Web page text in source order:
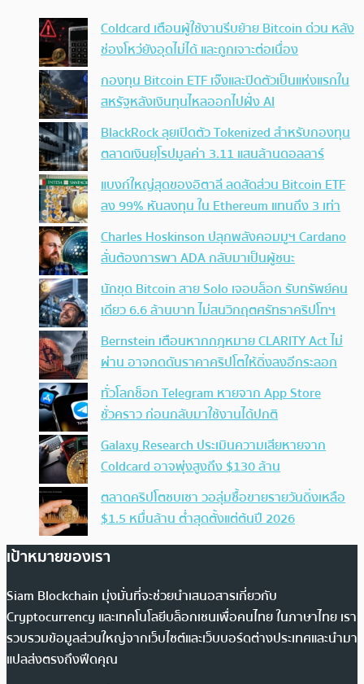
Coldcard เตือนผู้ใช้งานรีบย้าย Bitcoin ด่วน หลัง
ช่องโหว่ยังอุดไม่ได้ และถูกเจาะต่อเนื่อง
กองทุน Bitcoin ETF เจ๊งและปิดตัวเป็นแห่งแรกใน
สหรัฐหลังเงินทุนไหลออกไปฝั่ง AI
BlackRock ลุยเปิดตัว Tokenized สำหรับกองทุน
ตลาดเงินยุโรปมูลค่า 3.11 แสนล้านดอลลาร์
แบงก์ใหญ่สุดของอิตาลี ลดสัดส่วน Bitcoin ETF
ลง 99% หันลงทุน ใน Ethereum แทนถึง 3 เท่า
Charles Hoskinson ปลุกพลังคอมมูฯ Cardano
ลั่นต้องการพา ADA กลับมาเป็นผู้ชนะ
นักขุด Bitcoin สาย Solo เจอบล็อก รับทรัพย์คน
เดียว 6.6 ล้านบาท ไม่สนวิกฤตศรัทธาคริปโทฯ
Bernstein เตือนหากกฎหมาย CLARITY Act ไม่
ผ่าน อาจกดดันราคาคริปโตให้ดิ่งลงอีกระลอก
ทั่วโลกช็อก Telegram หายจาก App Store
ชั่วคราว ก่อนกลับมาใช้งานได้ปกติ
Galaxy Research ประเมินความเสียหายจาก
Coldcard อาจพุ่งสูงถึง $130 ล้าน
ตลาดคริปโตซบเซา วอลุ่มซื้อขายรายวันดิ่งเหลือ
$1.5 หมื่นล้าน ต่ำสุดตั้งแต่ต้นปี 2026
เป้าหมายของเรา
Siam Blockchain มุ่งมั่นที่จะช่วยนำเสนอสารเกี่ยวกับ
Cryptocurrency และเทคโนโลยีบล็อกเชนเพื่อคนไทย ในภาษาไทย เรา
รวบรวมข้อมูลส่วนใหญ่จากเว็บไซต์และเว็บบอร์ดต่างประเทศและนำมา
แปลส่งตรงถึงฟีดคุณ